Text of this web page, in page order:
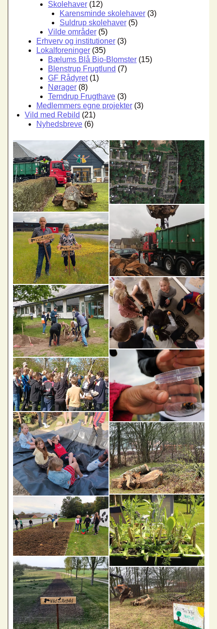
Skolehaver (12)
Karensminde skolehaver (3)
Suldrup skolehaver (5)
Vilde områder (5)
Erhverv og institutioner (3)
Lokalforeninger (35)
Bælums Blå Bio-Blomster (15)
Blenstrup Frugtlund (7)
GF Rådyret(1)
Nørager (8)
Terndrup Frugthave (3)
Medlemmers egne projekter (3)
Vild med Rebild (21)
Nyhedsbreve (6)